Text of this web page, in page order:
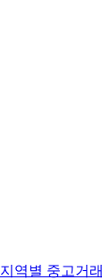
지역별 중고거래